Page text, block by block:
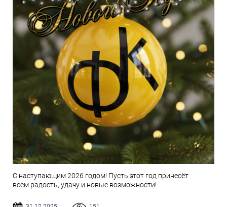
С наступающим 2026 годом! Пусть этот год принесёт
всем радость, удачу и новые возможности!